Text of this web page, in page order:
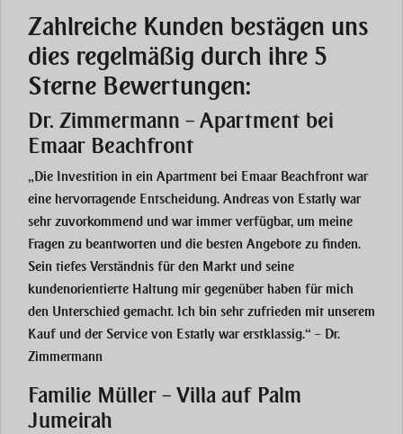
Zahlreiche Kunden bestägen uns
dies regelmäßig durch ihre 5
Sterne Bewertungen:
Dr. Zimmermann – Apartment bei
Emaar Beachfront
„Die Investition in ein Apartment bei Emaar Beachfront war
eine hervorragende Entscheidung. Andreas von Estatly war
sehr zuvorkommend und war immer verfügbar, um meine
Fragen zu beantworten und die besten Angebote zu finden.
Sein tiefes Verständnis für den Markt und seine
kundenorientierte Haltung mir gegenüber haben für mich
den Unterschied gemacht. Ich bin sehr zufrieden mit unserem
Kauf und der Service von Estatly war erstklassig.“ – Dr.
Zimmermann
Familie Müller – Villa auf Palm
Jumeirah